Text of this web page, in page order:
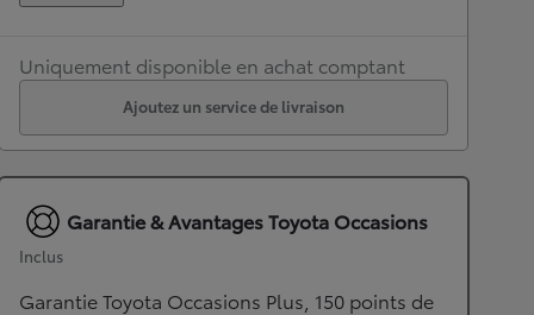
Uniquement disponible en achat comptant
Ajoutez un service de livraison
Garantie & Avantages Toyota Occasions
Inclus
Garantie Toyota Occasions Plus, 150 points de